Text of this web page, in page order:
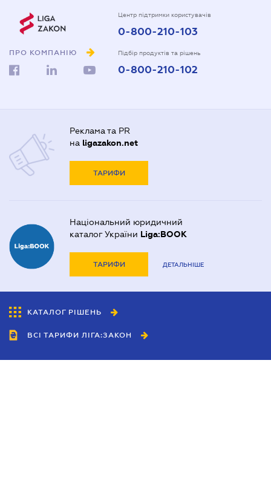
ПРО КОМПАНІЮ
Центр підтримки користувачів
0-800-210-103
Підбір продуктів та рішень
0-800-210-102
Реклама та PR
на ligazakon.net
ТАРИФИ
Національний юридичний
каталог України Liga:BOOK
ТАРИФИ ДЕТАЛЬНІШЕ
КАТАЛОГ РІШЕНЬ
ВСІ ТАРИФИ ЛІГА:ЗАКОН